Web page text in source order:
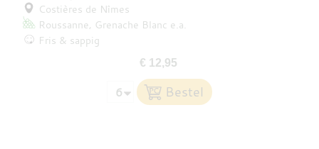
Costières de Nîmes
Roussanne
Grenache Blanc e.a.
Fris & sappig
€ 12,95